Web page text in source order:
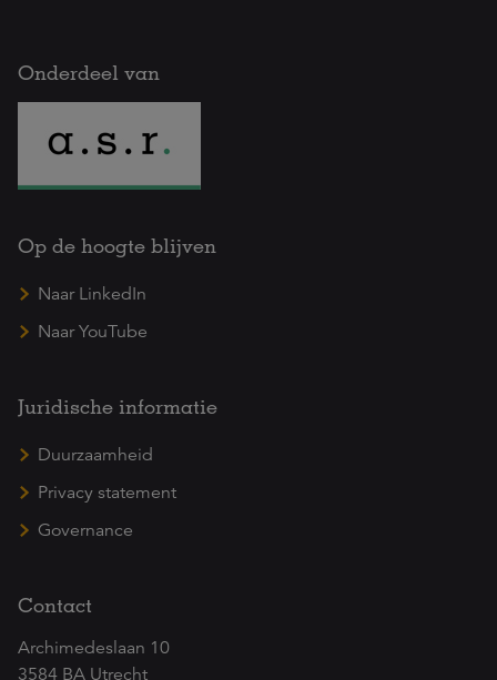
Onderdeel van
Op de hoogte blijven
Naar LinkedIn
Naar YouTube
Juridische informatie
Duurzaamheid
Privacy statement
Governance
Contact
Archimedeslaan 10
3584 BA Utrecht